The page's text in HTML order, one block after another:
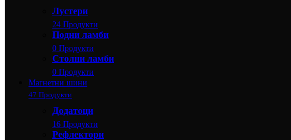
Лустери
24 Продукти
Подни ламби
0 Продукти
Столни ламби
0 Продукти
Магнетни шини
47 Продукти
Додатоци
16 Продукти
Рефлектори